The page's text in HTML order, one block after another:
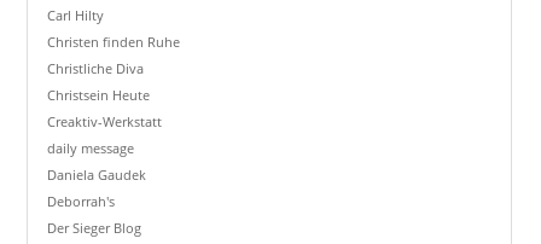
Carl Hilty
Christen finden Ruhe
Christliche Diva
Christsein Heute
Creaktiv-Werkstatt
daily message
Daniela Gaudek
Deborrah's
Der Sieger Blog